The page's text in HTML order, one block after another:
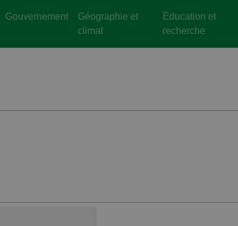
Gouvernement
Géographie et
climat
Éducation et
recherche